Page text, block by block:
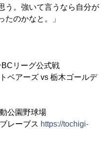
う。強いて言うなら自分が
たのかなと。」
リーグ公式戦
ズ vs 栃木ゴールデ
園野球場
レーブス https://tochigi-